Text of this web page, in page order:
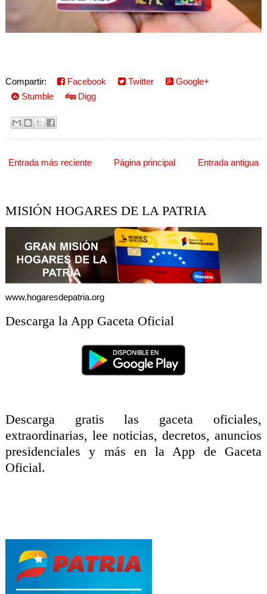
Compartir: Facebook Twitter
Google+
Stumble
Digg
Entrada más reciente Entrada antigua
Página principal
MISIÓN HOGARES DE LA PATRIA
www.hogaresdepatria.org
Descarga la App Gaceta Oficial
Descarga gratis las gaceta oficiales,
extraordinarias, lee noticias, decretos, anuncios
presidenciales y más en la App de Gaceta
Oficial.